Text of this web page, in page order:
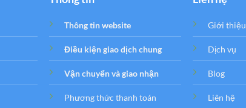
Thông tin website
Điều kiện giao dịch chung
Vận chuyển và giao nhận
Phương thức thanh toán
Giới thiệu
Dịch vụ
Blog
Liên hệ